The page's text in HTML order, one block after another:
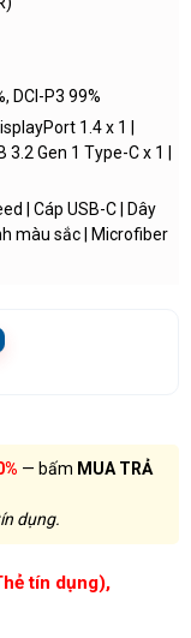
DCI-P3 99%
1.4 x 1 |
3.2 Gen 1 Type-C x 1 |
| Cáp USB-C | Dây
màu sắc | Microfiber
— bấm MUA TRẢ
dụng.
tín dụng),